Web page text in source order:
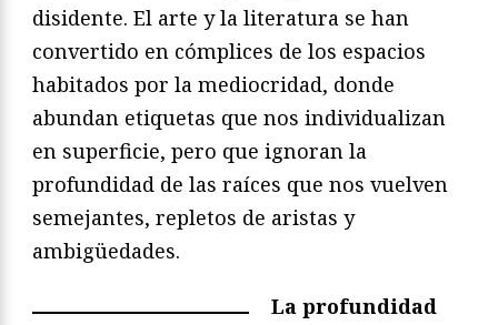
disidente. El arte y la literatura se han
convertido en cómplices de los espacios
habitados por la mediocridad, donde
abundan etiquetas que nos individualizan
en superficie, pero que ignoran la
profundidad de las raíces que nos vuelven
semejantes, repletos de aristas y
ambigüedades.
La profundidad